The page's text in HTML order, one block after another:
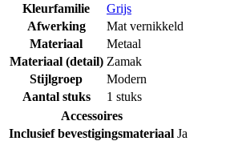
Kleurfamilie
Grijs
Afwerking
Mat vernikkeld
Materiaal
Metaal
Materiaal (detail) Zamak
Stijlgroep
Modern
Aantal stuks
1 stuks
Accessoires
Inclusief bevestigingsmateriaal Ja